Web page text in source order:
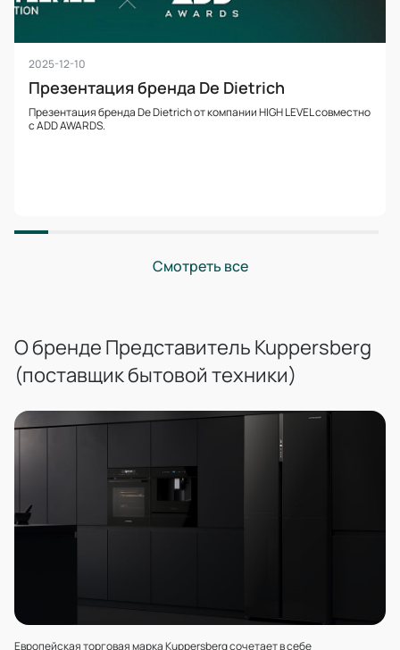
2025-12-10
Презентация бренда De Dietrich
Презентация бренда De Dietrich от компании HIGH LEVEL совместно
с ADD AWARDS.
Смотреть все
О бренде Представитель Kuppersberg
(поставщик бытовой техники)
Европейская торговая марка Kuppersberg сочетает в себе